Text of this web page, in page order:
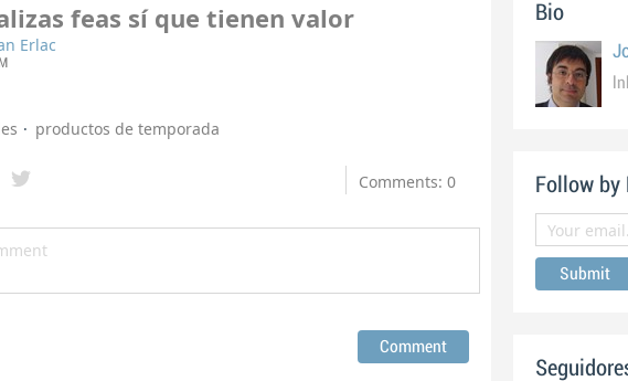
feas sí que tienen valor
Erlac
productos de temporada
Comments: 0
Bio
Follow by